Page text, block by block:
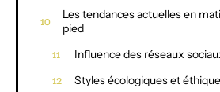
Les tendances actuelles en
pied
Influence des réseaux
Styles écologiques et